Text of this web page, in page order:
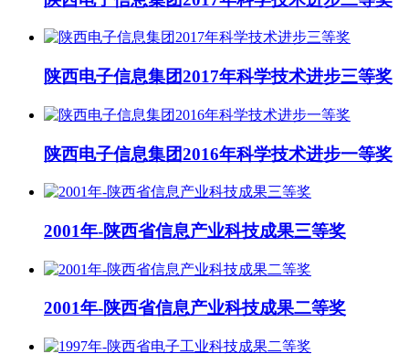
陕西电子信息集团2017年科学技术进步三等奖
陕西电子信息集团2016年科学技术进步一等奖
2001年-陕西省信息产业科技成果三等奖
2001年-陕西省信息产业科技成果二等奖